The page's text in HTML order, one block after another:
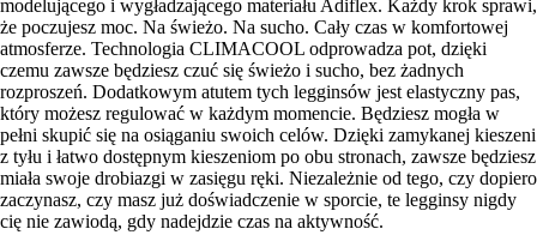
modelującego i wygładzającego materiału Adiflex. Każdy krok sprawi,
że poczujesz moc. Na świeżo. Na sucho. Cały czas w komfortowej
atmosferze. Technologia CLIMACOOL odprowadza pot, dzięki
czemu zawsze będziesz czuć się świeżo i sucho, bez żadnych
rozproszeń. Dodatkowym atutem tych legginsów jest elastyczny pas,
który możesz regulować w każdym momencie. Będziesz mogła w
pełni skupić się na osiąganiu swoich celów. Dzięki zamykanej kieszeni
z tyłu i łatwo dostępnym kieszeniom po obu stronach, zawsze będziesz
miała swoje drobiazgi w zasięgu ręki. Niezależnie od tego, czy dopiero
zaczynasz, czy masz już doświadczenie w sporcie, te legginsy nigdy
cię nie zawiodą, gdy nadejdzie czas na aktywność.